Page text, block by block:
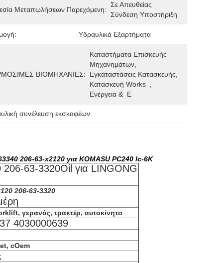
Μεταπωλήσεων Παρεχόμενη:
Σε Απευθείας
Σύνδεση Υποστήριξη
Υδραυλικά Εξαρτήματα
ΒΙΟΜΗΧΑΝΙΕΣ:
Καταστήματα Επισκευής
Μηχανημάτων,
Εγκαταστάσεις Κατασκευής,
Κατασκευή Works  ,
Ενέργεια &  Ε
συνέλευση εκσκαφέων
206-63-x2120 για KOMASU PC240 lc-6K
63-3320Oil για LINGONG
206-63-3320
γερανός, τρακτέρ, αυτοκίνητο
4030000639
cOem